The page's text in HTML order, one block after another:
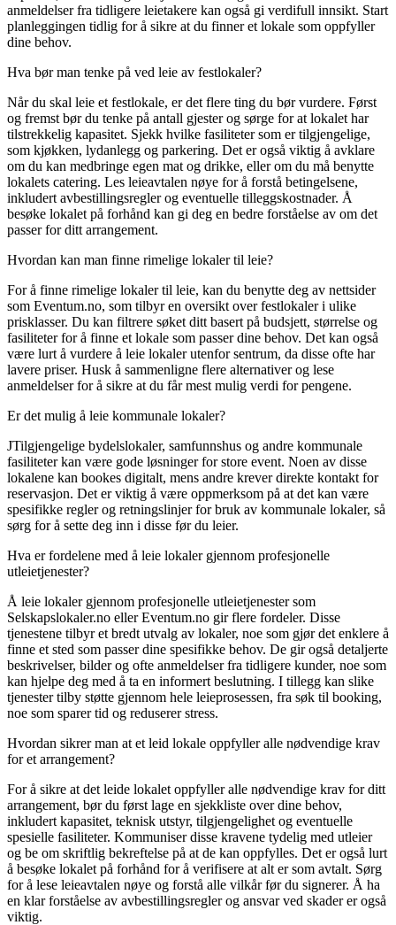
anmeldelser fra tidligere leietakere kan også gi verdifull innsikt. Start
planleggingen tidlig for å sikre at du finner et lokale som oppfyller
dine behov.
Hva bør man tenke på ved leie av festlokaler?
Når du skal leie et festlokale, er det flere ting du bør vurdere. Først
og fremst bør du tenke på antall gjester og sørge for at lokalet har
tilstrekkelig kapasitet. Sjekk hvilke fasiliteter som er tilgjengelige,
som kjøkken, lydanlegg og parkering. Det er også viktig å avklare
om du kan medbringe egen mat og drikke, eller om du må benytte
lokalets catering. Les leieavtalen nøye for å forstå betingelsene,
inkludert avbestillingsregler og eventuelle tilleggskostnader. Å
besøke lokalet på forhånd kan gi deg en bedre forståelse av om det
passer for ditt arrangement.
Hvordan kan man finne rimelige lokaler til leie?
For å finne rimelige lokaler til leie, kan du benytte deg av nettsider
som Eventum.no, som tilbyr en oversikt over festlokaler i ulike
prisklasser. Du kan filtrere søket ditt basert på budsjett, størrelse og
fasiliteter for å finne et lokale som passer dine behov. Det kan også
være lurt å vurdere å leie lokaler utenfor sentrum, da disse ofte har
lavere priser. Husk å sammenligne flere alternativer og lese
anmeldelser for å sikre at du får mest mulig verdi for pengene.
Er det mulig å leie kommunale lokaler?
JTilgjengelige bydelslokaler, samfunnshus og andre kommunale
fasiliteter kan være gode løsninger for store event. Noen av disse
lokalene kan bookes digitalt, mens andre krever direkte kontakt for
reservasjon. Det er viktig å være oppmerksom på at det kan være
spesifikke regler og retningslinjer for bruk av kommunale lokaler, så
sørg for å sette deg inn i disse før du leier.
Hva er fordelene med å leie lokaler gjennom profesjonelle
utleietjenester?
Å leie lokaler gjennom profesjonelle utleietjenester som
Selskapslokaler.no eller Eventum.no gir flere fordeler. Disse
tjenestene tilbyr et bredt utvalg av lokaler, noe som gjør det enklere å
finne et sted som passer dine spesifikke behov. De gir også detaljerte
beskrivelser, bilder og ofte anmeldelser fra tidligere kunder, noe som
kan hjelpe deg med å ta en informert beslutning. I tillegg kan slike
tjenester tilby støtte gjennom hele leieprosessen, fra søk til booking,
noe som sparer tid og reduserer stress.
Hvordan sikrer man at et leid lokale oppfyller alle nødvendige krav
for et arrangement?
For å sikre at det leide lokalet oppfyller alle nødvendige krav for ditt
arrangement, bør du først lage en sjekkliste over dine behov,
inkludert kapasitet, teknisk utstyr, tilgjengelighet og eventuelle
spesielle fasiliteter. Kommuniser disse kravene tydelig med utleier
og be om skriftlig bekreftelse på at de kan oppfylles. Det er også lurt
å besøke lokalet på forhånd for å verifisere at alt er som avtalt. Sørg
for å lese leieavtalen nøye og forstå alle vilkår før du signerer. Å ha
en klar forståelse av avbestillingsregler og ansvar ved skader er også
viktig.